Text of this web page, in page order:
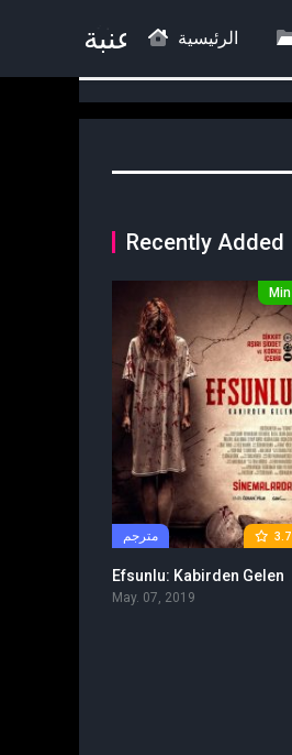
الرئيسية
Recently Added
3.7 مترجم
Min
May. 07, 2019